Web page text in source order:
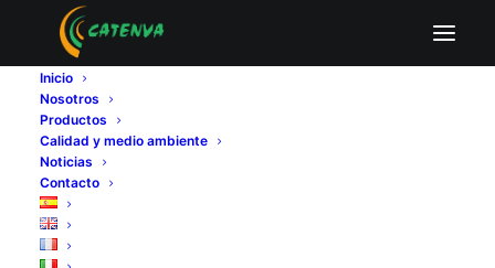
Inicio
Nosotros
Productos
Calidad y medio ambiente
Noticias
Contacto
los tableros contrachapados de madera
los tableros contrachapados de madera